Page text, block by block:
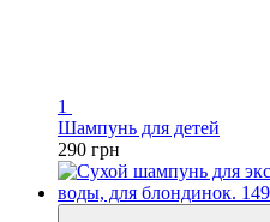
1
Шампунь для детей
290 грн